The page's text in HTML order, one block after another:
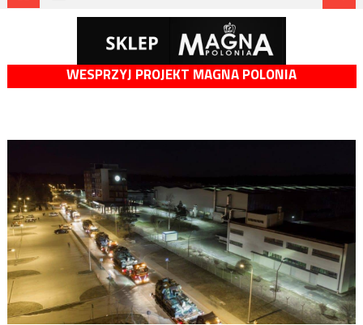
WESPRZYJ PROJEKT MAGNA POLONIA